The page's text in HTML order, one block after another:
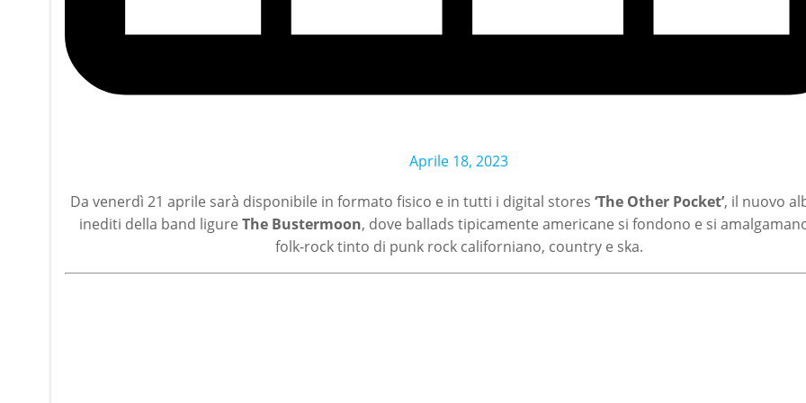
Aprile 18, 2023
Da venerdì 21 aprile sarà disponibile in formato fisico e in tutti i digital stores ‘The Other Pocket’, il nuovo
inediti della band ligureThe Bustermoon, dove ballads tipicamente americane si fondono e si
folk-rock tinto di punk rock californiano, country e ska.